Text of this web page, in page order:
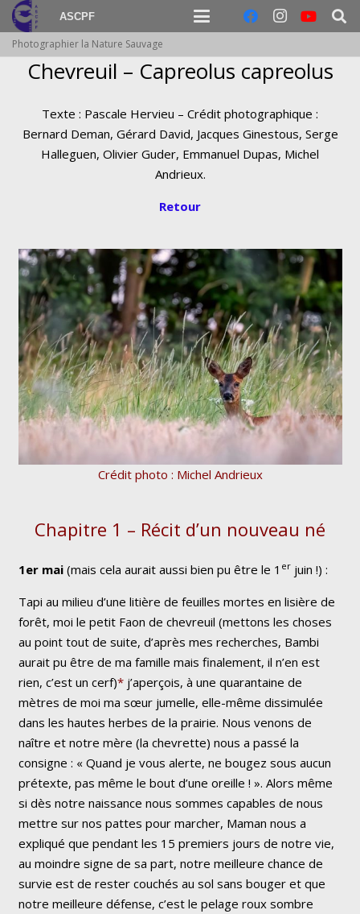
ASCPF
Photographier la Nature Sauvage
Chevreuil – Capreolus capreolus
Texte : Pascale Hervieu – Crédit photographique :
Bernard Deman, Gérard David, Jacques Ginestous, Serge
Halleguen, Olivier Guder, Emmanuel Dupas, Michel
Andrieux.
Retour
Crédit photo : Michel Andrieux
Chapitre 1 – Récit d’un nouveau né
1er mai (mais cela aurait aussi bien pu être le 1 erjuin !) :
Tapi au milieu d’une litière de feuilles mortes en lisière de
forêt, moi le petit Faon de chevreuil (mettons les choses
au point tout de suite, d’après mes recherches, Bambi
aurait pu être de ma famille mais finalement, il n’en est
rien, c’est un cerf)*j’aperçois, à une quarantaine de
mètres de moi ma sœur jumelle, elle-même dissimulée
dans les hautes herbes de la prairie. Nous venons de
naître et notre mère (la chevrette) nous a passé la
consigne : « Quand je vous alerte, ne bougez sous aucun
prétexte, pas même le bout d’une oreille ! ». Alors même
si dès notre naissance nous sommes capables de nous
mettre sur nos pattes pour marcher, Maman nous a
expliqué que pendant les 15 premiers jours de notre vie,
au moindre signe de sa part, notre meilleure chance de
survie est de rester couchés au sol sans bouger et que
notre meilleure défense, c’est le pelage roux sombre